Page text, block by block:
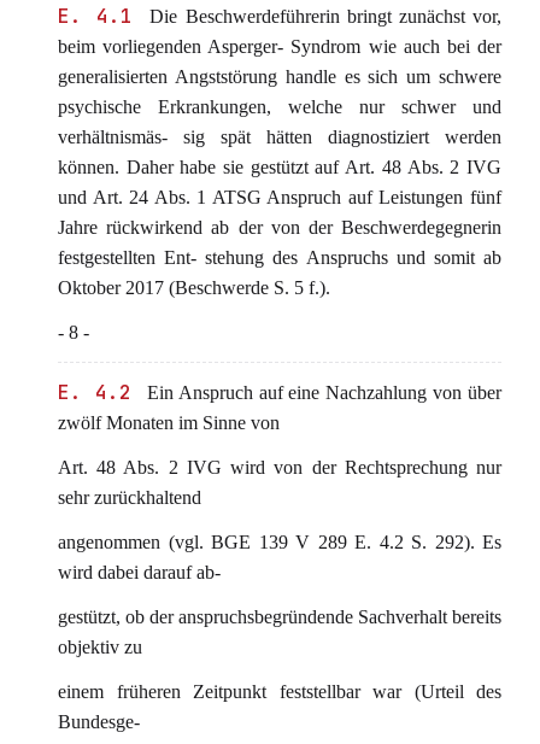
E. 4.1
Die Beschwerdeführerin bringt zunächst vor,
beim vorliegenden Asperger- Syndrom wie auch bei der
generalisierten Angststörung handle es sich um schwere
psychische Erkrankungen, welche nur schwer und
verhältnismäs- sig spät hätten diagnostiziert werden
können. Daher habe sie gestützt auf Art. 48 Abs. 2 IVG
und Art. 24 Abs. 1 ATSG Anspruch auf Leistungen fünf
Jahre rückwirkend ab der von der Beschwerdegegnerin
festgestellten Ent- stehung des Anspruchs und somit ab
Oktober 2017 (Beschwerde S. 5 f.).
- 8 -
E. 4.2
Ein Anspruch auf eine Nachzahlung von über
zwölf Monaten im Sinne von
Art. 48 Abs. 2 IVG wird von der Rechtsprechung nur
sehr zurückhaltend
angenommen (vgl. BGE 139 V 289 E. 4.2 S. 292). Es
wird dabei darauf ab-
gestützt, ob der anspruchsbegründende Sachverhalt bereits
objektiv zu
einem früheren Zeitpunkt feststellbar war (Urteil des
Bundesge-